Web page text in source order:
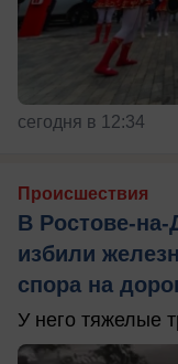
сегодня в 12:34
Происшествия
В Ростове-
избили
спора на
У него тяжелые